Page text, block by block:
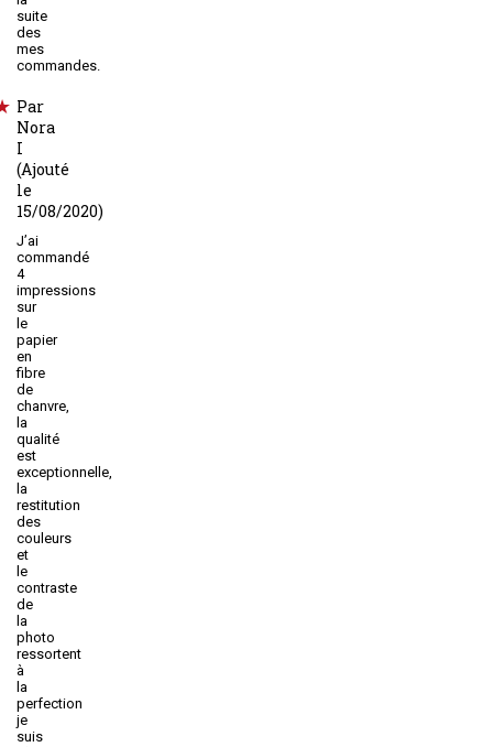
suite
des
mes
commandes.
Par
Nora
I
(Ajouté
le
15/08/2020)
J’ai
commandé
4
impressions
sur
le
papier
en
fibre
de
chanvre,
la
qualité
est
exceptionnelle,
la
restitution
des
couleurs
et
le
contraste
de
la
photo
ressortent
à
la
perfection
je
suis